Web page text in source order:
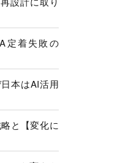
定着失敗の
本はAI活用
と【変化に